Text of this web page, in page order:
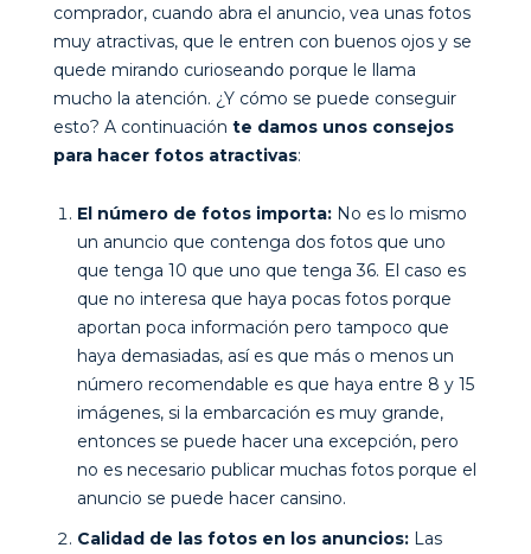
comprador, cuando abra el anuncio, vea unas fotos
muy atractivas, que le entren con buenos ojos y se
quede mirando curioseando porque le llama
mucho la atención. ¿Y cómo se puede conseguir
esto? A continuación te damos unos consejos
para hacer fotos atractivas:
El número de fotos importa: No es lo mismo
un anuncio que contenga dos fotos que uno
que tenga 10 que uno que tenga 36. El caso es
que no interesa que haya pocas fotos porque
aportan poca información pero tampoco que
haya demasiadas, así es que más o menos un
número recomendable es que haya entre 8 y 15
imágenes, si la embarcación es muy grande,
entonces se puede hacer una excepción, pero
no es necesario publicar muchas fotos porque el
anuncio se puede hacer cansino.
Calidad de las fotos en los anuncios: Las